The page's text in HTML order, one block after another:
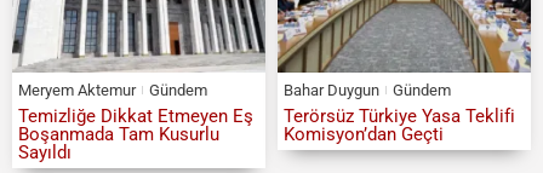
Meryem Aktemur Gündem
Temizliğe Dikkat Etmeyen Eş
Boşanmada Tam Kusurlu
Sayıldı
Bahar Duygun Gündem
Terörsüz Türkiye Yasa Teklifi
Komisyon’dan Geçti